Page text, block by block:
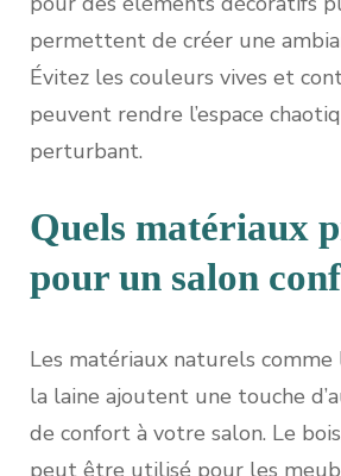
permettent de créer une
Évitez les couleurs vives et
peuvent rendre l’espace
perturbant.
Quels matériaux
pour un salon
Les matériaux naturels
la laine ajoutent une touche
de confort à votre salon. Le
peut être utilisé pour les